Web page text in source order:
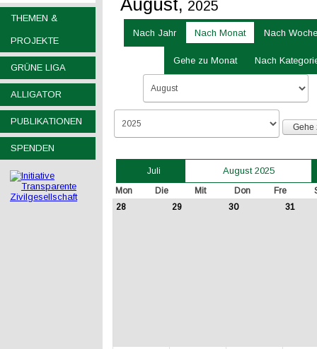
THEMEN &
PROJEKTE
GRÜNE LIGA
ALLIGATOR
PUBLIKATIONEN
SPENDEN
August, 2025
Nach Jahr Nach Monat Nach Woche
Gehe zu Monat Nach
Gehe
Juli August 2025
Mon Die Mit Don Fre
28
29 30 31